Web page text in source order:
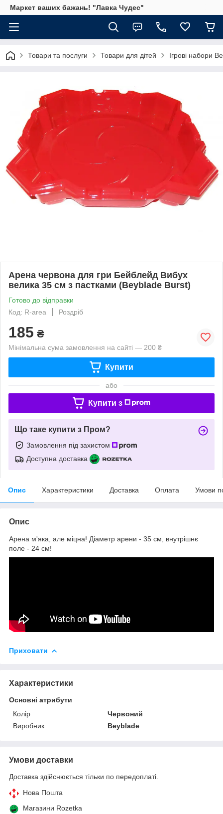
Маркет ваших бажань! "Лавка Чудес"
Товари та послуги Товари для дітей Ігрові набори
Арена червона для гри Бейблейд Вибух
велика 35 см з пастками (Beyblade Burst)
Готово до відправки
Код: R-area
Роздріб
185 ₴
Мінімальна сума замовлення на сайті — 200 ₴
Купити
або
Купити з
Що таке купити з Пром?
Замовлення під захистом
Доступна доставка
Опис Характеристики Доставка Оплата Умови
Опис
Арена м'яка, але міцна! Діаметр арени - 35 см, внутрішнє
поле - 24 см!
Приховати
Характеристики
Основні атрибути
Колір
Червоний
Виробник
Beyblade
Умови доставки
Доставка здійснюється тільки по передоплаті.
Нова Пошта
Магазини Rozetka